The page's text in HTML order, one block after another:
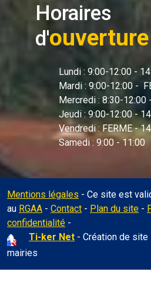
Horaires
d'ouverture
Lundi : 9:00-12:00 -
Mardi : 9:00-12:00 -
Mercredi : 8:30-12:00
Jeudi : 9:00-12:00 -
Vendredi : FERME -
Samedi : 9:00 - 11:00
Mentions légales - Ce site est
au RGAA - Contact - Plan du site -
confidentialité -
Ti-ker Net - Création de
mairies